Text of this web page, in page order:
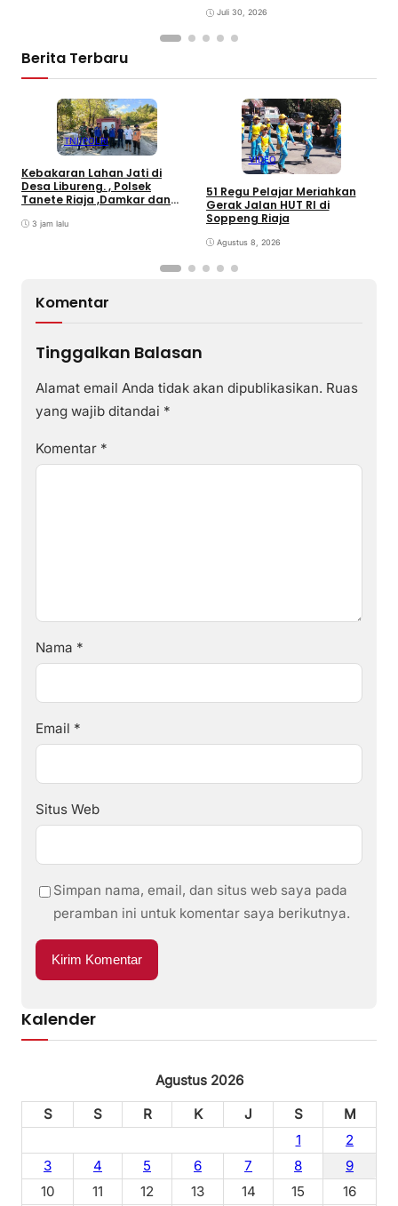
Juli 30, 2026
Berita Terbaru
TNI/POLRI
Kebakaran Lahan Jati di
Desa Libureng. , Polsek
Tanete Riaja ,Damkar dan
3 jam lalu
VIDEO
51 Regu Pelajar Meriahkan
Gerak Jalan HUT RI di
Soppeng Riaja
Agustus 8, 2026
Komentar
Tinggalkan Balasan
Alamat email Anda tidak akan dipublikasikan. Ruas
yang wajib ditandai *
Komentar *
Nama *
Email *
Situs Web
Simpan nama, email, dan situs web saya pada
peramban ini untuk komentar saya berikutnya.
Kalender
Agustus 2026
S
S R K J S
M
1
2
3
4 5 6 7 8
9
10
11 12 13 14 15
16